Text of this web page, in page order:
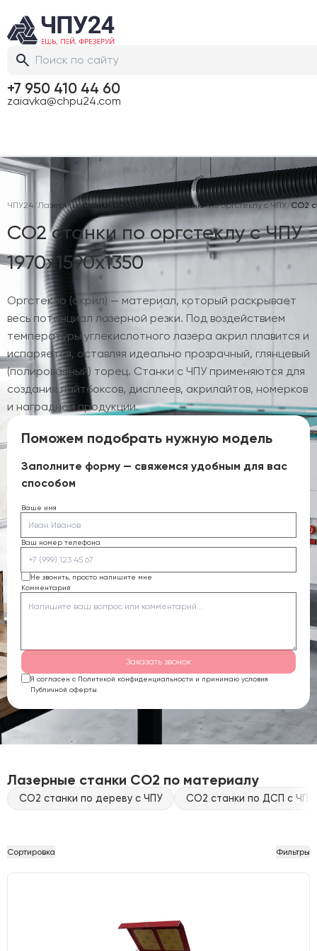
+7 950 410 44 60
zaiavka@chpu24.com
ЧПУ24/Лазерные станки CO2 с ЧПУ CO2 станки по оргстеклу с ЧПУ/CO2
CO2 станки по оргстеклу с ЧПУ
1970х1590х1350
Оргстекло (акрил) — материал, который раскрывает
весь потенциал лазерной резки. Под воздействием
температуры углекислотного лазера акрил плавится и
испаряется, оставляя идеально прозрачный, глянцевый
(полированный) торец. Станки с ЧПУ применяются для
создания лайтбоксов, дисплеев, акрилайтов, номерков
и наградной продукции.
Поможем подобрать нужную модель
Заполните форму — свяжемся удобным для вас
способом
Ваше имя
Ваш номер телефона
Не звонить, просто напишите мне
Комментарий
Заказать звонок
Я согласен с Политикой конфиденциальности и принимаю условия
Публичной оферты.
Лазерные станки CO2 по материалу
CO2 станки по дереву с ЧПУ CO2 станки по ДСП с ЧПУ
Сортировка Фильтры